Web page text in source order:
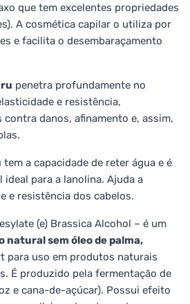
que tem excelentes propriedades
A cosmética capilar o utiliza por
e facilita o desembaraçamento
penetra profundamente no
e resistência,
danos, afinamento e, assim,
tem a capacidade de reter água e é
para a lanolina. Ajuda a
e resistência dos cabelos.
(e) Brassica Alcohol – é um
sem óleo de palma,
para uso em produtos naturais
É produzido pela fermentação de
e cana-de-açúcar). Possui efeito